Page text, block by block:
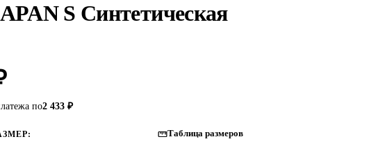
S Синтетическая
по2 433 ₽
Таблица размеров